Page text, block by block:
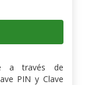
a través de
PIN y Clave